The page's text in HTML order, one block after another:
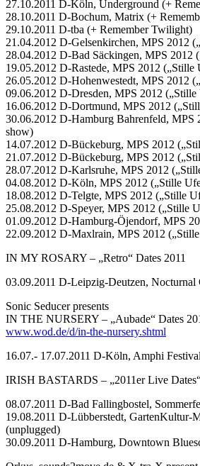
27.10.2011 D-Köln, Underground (+
28.10.2011 D-Bochum, Matrix (+
29.10.2011 D-tba (+ Remember Twilight)
21.04.2012 D-Gelsenkirchen, MPS 2012
28.04.2012 D-Bad Säckingen, MPS 2012
19.05.2012 D-Rastede, MPS 2012 („Stille
26.05.2012 D-Hohenwestedt, MPS 2012
09.06.2012 D-Dresden, MPS 2012
16.06.2012 D-Dortmund, MPS 2012
30.06.2012 D-Hamburg Bahrenfeld, MPS
show)
14.07.2012 D-Bückeburg, MPS 2012
21.07.2012 D-Bückeburg, MPS 2012
28.07.2012 D-Karlsruhe, MPS 2012
04.08.2012 D-Köln, MPS 2012 („Stille
18.08.2012 D-Telgte, MPS 2012 („Stille
25.08.2012 D-Speyer, MPS 2012 („Stille
01.09.2012 D-Hamburg-Öjendorf, MPS
22.09.2012 D-Maxlrain, MPS 2012
IN MY ROSARY – „Retro“ Dates 2011
03.09.2011 D-Leipzig-Deutzen, Nocturnal
Sonic Seducer presents
IN THE NURSERY – „Aubade“ Dates
www.wod.de/d/in-the-nursery.shtml
16.07.- 17.07.2011 D-Köln, Amphi
IRISH BASTARDS – „2011er Live
08.07.2011 D-Bad Fallingbostel,
19.08.2011 D-Lübberstedt, GartenKultur-
(unplugged)
30.09.2011 D-Hamburg, Downtown